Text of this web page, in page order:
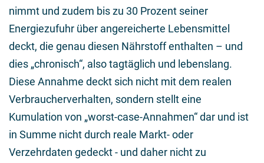
nimmt und zudem bis zu 30 Prozent seiner
Energiezufuhr über angereicherte Lebensmittel
deckt, die genau diesen Nährstoff enthalten – und
dies „chronisch“, also tagtäglich und lebenslang.
Diese Annahme deckt sich nicht mit dem realen
Verbraucherverhalten, sondern stellt eine
Kumulation von „worst-case-Annahmen“ dar und ist
in Summe nicht durch reale Markt- oder
Verzehrdaten gedeckt - und daher nicht zu